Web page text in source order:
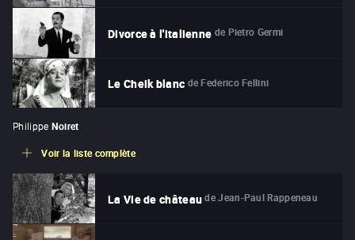
Divorce à l'italienne de Pietro Germi
Le Cheik blanc de Federico Fellini
Philippe Noiret
Voir la liste complète
La Vie de château de Jean-Paul Rappeneau